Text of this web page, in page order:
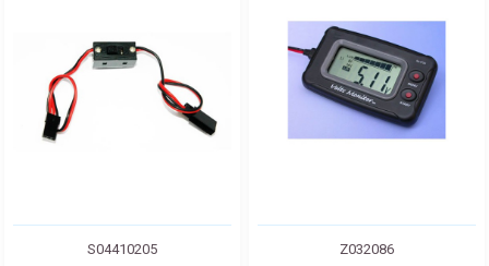
S04410205
Z032086